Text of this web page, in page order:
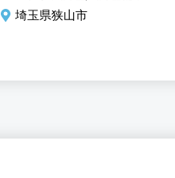
埼玉県狭山市